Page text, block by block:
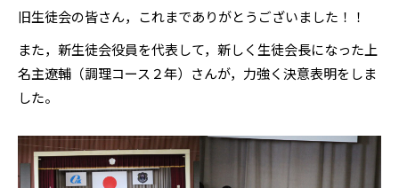
旧生徒会の皆さん，これまでありがとうございました！！
また，新生徒会役員を代表して，新しく生徒会長になった上
名主遼輔（調理コース２年）さんが，力強く決意表明をしま
した。